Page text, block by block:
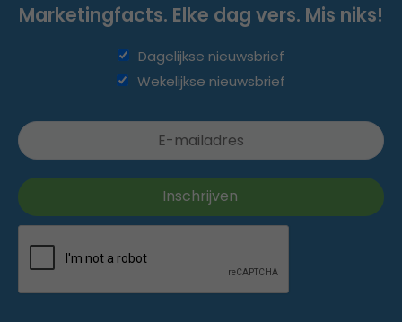
Marketingfacts. Elke dag vers. Mis niks!
Dagelijkse nieuwsbrief
Wekelijkse nieuwsbrief